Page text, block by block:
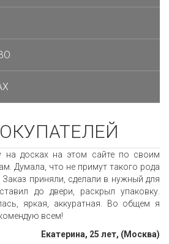
на досках на этом сайте по своим
Думала, что не примут такого рода
приняли, сделали в нужный для
до двери, раскрыл упаковку.
яркая, аккуратная. Во общем я
всем!
Екатерина, 25 лет, (Москва)